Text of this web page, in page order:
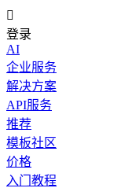

登录
AI
企业服务
解决方案
API服务
推荐
模板社区
价格
入门教程